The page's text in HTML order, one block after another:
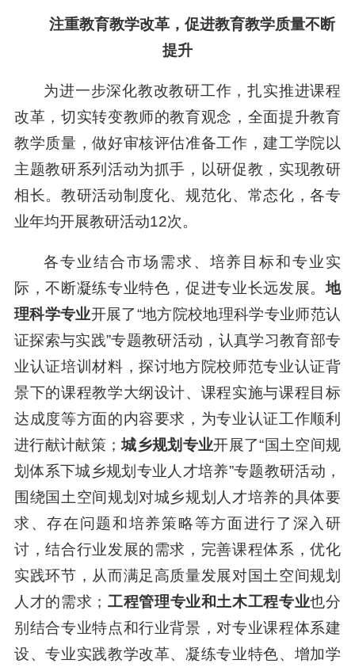
注重教育教学改革，促进教育教学质量不断
提升
为进一步深化教改教研工作，扎实推进课程
改革，切实转变教师的教育观念，全面提升教育
教学质量，做好审核评估准备工作，建工学院以
主题教研系列活动为抓手，以研促教，实现教研
相长。教研活动制度化、规范化、常态化，各专
业年均开展教研活动12次。
各专业结合市场需求、培养目标和专业实
际，不断凝练专业特色，促进专业长远发展。地
理科学专业开展了“地方院校地理科学专业师范认
证探索与实践”专题教研活动，认真学习教育部专
业认证培训材料，探讨地方院校师范专业认证背
景下的课程教学大纲设计、课程实施与课程目标
达成度等方面的内容要求，为专业认证工作顺利
进行献计献策；城乡规划专业开展了“国土空间规
划体系下城乡规划专业人才培养”专题教研活动，
围绕国土空间规划对城乡规划人才培养的具体要
求、存在问题和培养策略等方面进行了深入研
讨，结合行业发展的需求，完善课程体系，优化
实践环节，从而满足高质量发展对国土空间规划
人才的需求； 工程管理专业和土木工程专业也分
别结合专业特点和行业背景，对专业课程体系建
设、专业实践教学改革、凝练专业特色、增加学